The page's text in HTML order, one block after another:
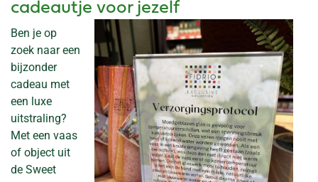
cadeautje voor jezelf
Ben je op
zoek naar een
bijzonder
cadeau met
een luxe
uitstraling?
Met een vaas
of object uit
de Sweet